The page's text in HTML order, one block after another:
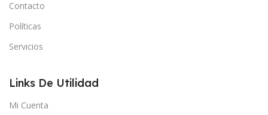
Contacto
Políticas
Servicios
Links De Utilidad
Mi Cuenta